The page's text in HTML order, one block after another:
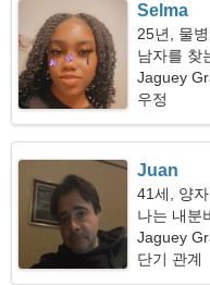
Selma
25년, 물
남자를 찾
Jaguey
우정
Juan
41세, 양자
나는 내분
Jaguey
단기 관계